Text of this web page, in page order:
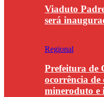
Viaduto
será
Regional
Prefeitura de
ocorrência de
mineroduto